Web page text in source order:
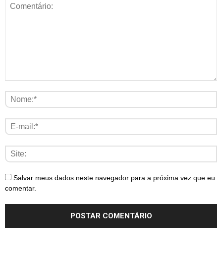
Salvar meus dados neste navegador para a próxima vez que eu
comentar.